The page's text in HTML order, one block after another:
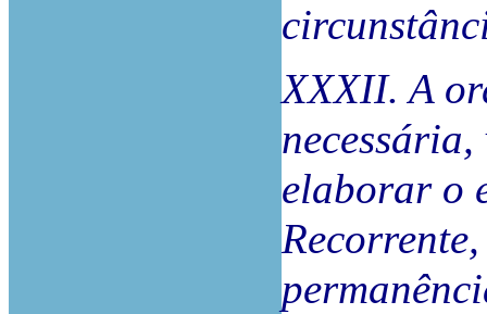
XXXII. A
elaborar o